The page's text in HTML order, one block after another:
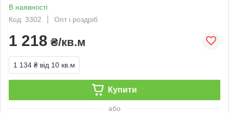
В наявності
Код: 3302
Опт і роздріб
1 218 ₴/кв.м
1 134 ₴ від 10 кв.м
Купити
або